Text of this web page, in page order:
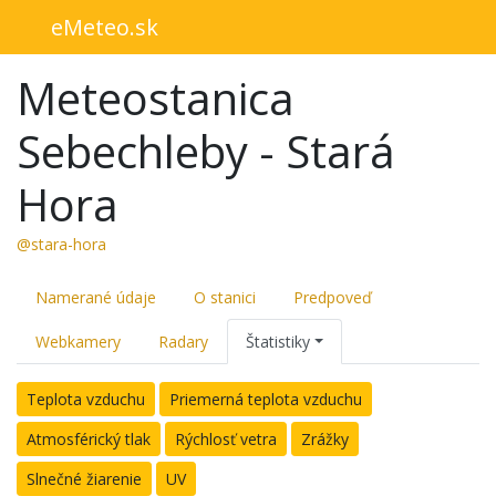
eMeteo.sk
Meteostanica
Sebechleby - Stará
Hora
@stara-hora
Namerané údaje O stanici Predpoveď
Webkamery Radary Štatistiky
Teplota vzduchu
Priemerná teplota vzduchu
Atmosférický tlak
Rýchlosť vetra
Zrážky
Slnečné žiarenie
UV